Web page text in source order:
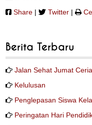
Share | Twitter |
Berita Terbaru
Jalan Sehat Jumat
Kelulusan
Penglepasan Siswa
Peringatan Hari